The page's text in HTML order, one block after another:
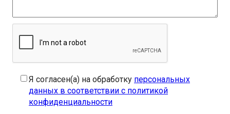
Я согласен(а) на обработку персональных
данных в соответствии с политикой
конфиденциальности